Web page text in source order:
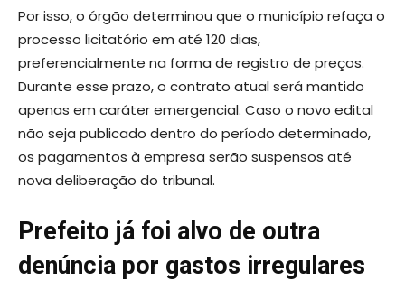
Por isso, o órgão determinou que o município refaça o
processo licitatório em até 120 dias,
preferencialmente na forma de registro de preços.
Durante esse prazo, o contrato atual será mantido
apenas em caráter emergencial. Caso o novo edital
não seja publicado dentro do período determinado,
os pagamentos à empresa serão suspensos até
nova deliberação do tribunal.
Prefeito já foi alvo de outra
denúncia por gastos irregulares